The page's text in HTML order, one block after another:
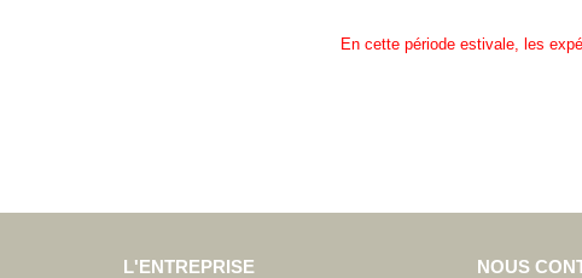
En cette période estivale, les
L'ENTREPRISE NOUS